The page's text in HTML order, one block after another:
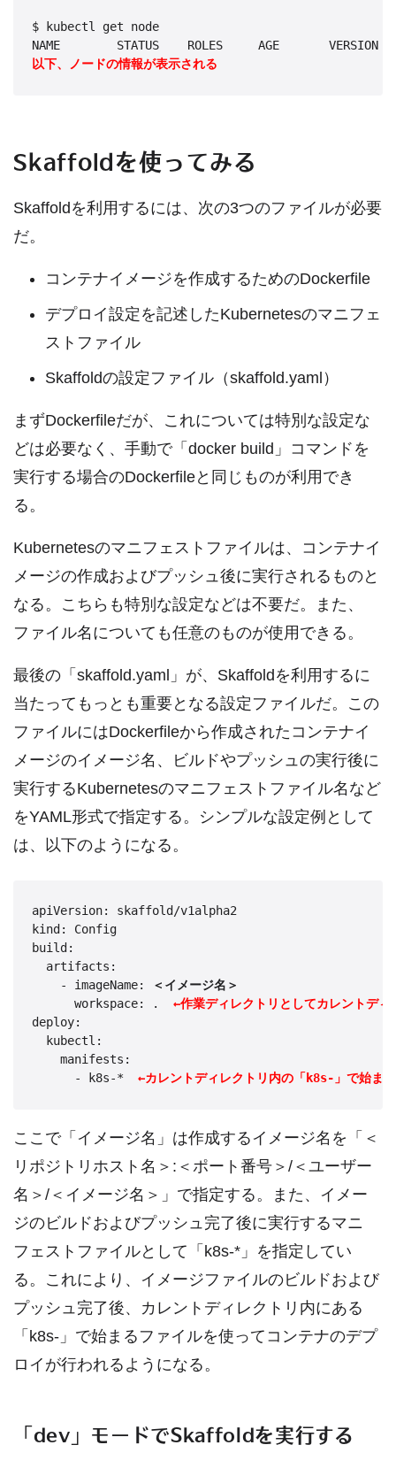
$ kubectl get node
以下、ノードの情報が表示される
Skaffoldを使ってみる
Skaffoldを利用するには、次の3つのファイルが必要
だ。
コンテナイメージを作成するためのDockerfile
デプロイ設定を記述したKubernetesのマニフェ
ストファイル
Skaffoldの設定ファイル（skaffold.yaml）
まずDockerfileだが、これについては特別な設定な
どは必要なく、手動で「docker build」コマンドを
実行する場合のDockerfileと同じものが利用でき
る。
Kubernetesのマニフェストファイルは、コンテナイ
メージの作成およびプッシュ後に実行されるものと
なる。こちらも特別な設定などは不要だ。また、
ファイル名についても任意のものが使用できる。
最後の「skaffold.yaml」が、Skaffoldを利用するに
当たってもっとも重要となる設定ファイルだ。この
ファイルにはDockerfileから作成されたコンテナイ
メージのイメージ名、ビルドやプッシュの実行後に
実行するKubernetesのマニフェストファイル名など
をYAML形式で指定する。シンプルな設定例として
は、以下のようになる。
apiVersion: skaffold/v1alpha2
kind: Config
build:
  artifacts:
    - imageName:
＜イメージ名＞
      workspace: .
←作業ディレクトリとしてカレントディ
deploy:
  kubectl:
    manifests:
      - k8s-*
←カレントディレクトリ内の「k8s-」で始ま
ここで「イメージ名」は作成するイメージ名を「＜
リポジトリホスト名＞:＜ポート番号＞/＜ユーザー
名＞/＜イメージ名＞」で指定する。また、イメー
ジのビルドおよびプッシュ完了後に実行するマニ
フェストファイルとして「k8s-*」を指定してい
る。これにより、イメージファイルのビルドおよび
プッシュ完了後、カレントディレクトリ内にある
「k8s-」で始まるファイルを使ってコンテナのデプ
ロイが行われるようになる。
「dev」モードでSkaffoldを実行する